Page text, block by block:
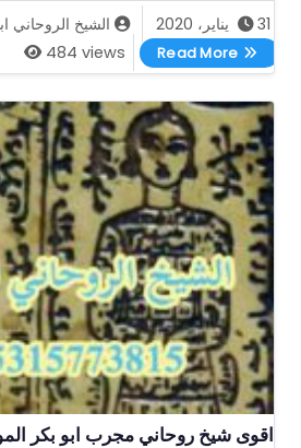
31 يناير، 2020
الشيخ الروحاني
484 views
Read More
اقوى شيخ روحاني في سلطنة عمان
اقوى شيخ روحاني مجرب ابو بكر